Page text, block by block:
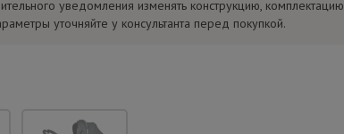
уведомления изменять конструкцию, комплектацию
уточняйте у консультанта перед покупкой.